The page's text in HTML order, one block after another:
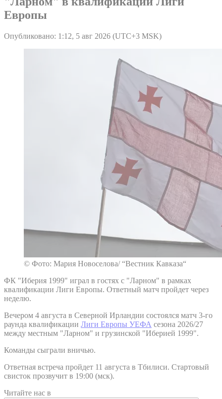
Европы
Опубликовано: 1:12, 5 авг 2026 (UTC+3 MSK)
© Фото: Мария Новоселова/ “Вестник Кавказа“
ФК "Иберия 1999" играл в гостях с "Ларном" в рамках
квалификации Лиги Европы. Ответный матч пройдет через
неделю.
Вечером 4 августа в Северной Ирландии состоялся матч 3-го
раунда квалификации Лиги Европы УЕФА сезона 2026/27
между местным "Ларном" и грузинской "Иберией 1999".
Команды сыграли вничью.
Ответная встреча пройдет 11 августа в Тбилиси. Стартовый
свисток прозвучит в 19:00 (мск).
Читайте нас в